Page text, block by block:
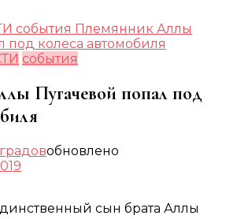
события Племянник Аллы
под колеса автомобиля
события
Пугачевой попал под
обновлено
сын брата Аллы